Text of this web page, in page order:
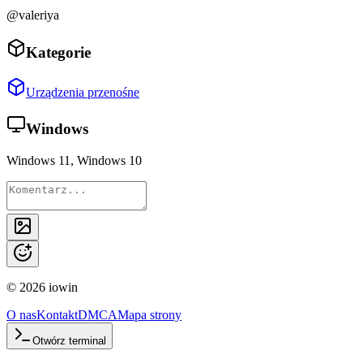
@valeriya
Kategorie
Urządzenia przenośne
Windows
Windows 11, Windows 10
© 2026 iowin
O nasKontaktDMCAMapa strony
Otwórz terminal